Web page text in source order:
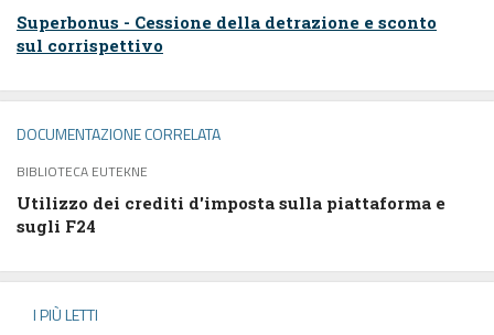
Superbonus - Cessione della detrazione e sconto
sul corrispettivo
DOCUMENTAZIONE CORRELATA
BIBLIOTECA EUTEKNE
Utilizzo dei crediti d'imposta sulla piattaforma e
sugli F24
I PIÙ LETTI